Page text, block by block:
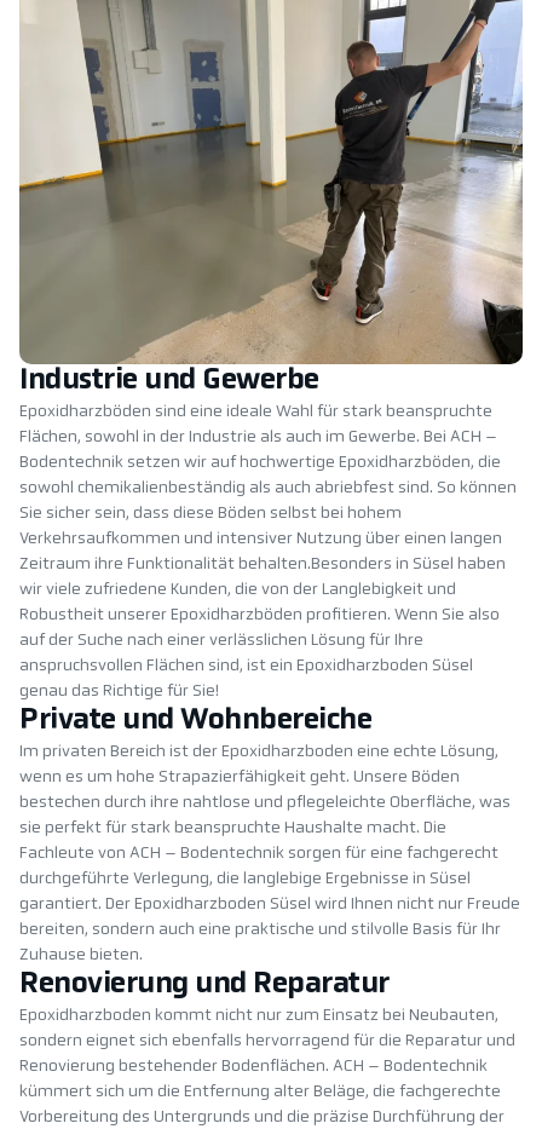
Industrie und Gewerbe
Epoxidharzböden sind eine ideale Wahl für stark beanspruchte
Flächen, sowohl in der Industrie als auch im Gewerbe. Bei ACH –
Bodentechnik setzen wir auf hochwertige Epoxidharzböden, die
sowohl chemikalienbeständig als auch abriebfest sind. So können
Sie sicher sein, dass diese Böden selbst bei hohem
Verkehrsaufkommen und intensiver Nutzung über einen langen
Zeitraum ihre Funktionalität behalten.Besonders in Süsel haben
wir viele zufriedene Kunden, die von der Langlebigkeit und
Robustheit unserer Epoxidharzböden profitieren. Wenn Sie also
auf der Suche nach einer verlässlichen Lösung für Ihre
anspruchsvollen Flächen sind, ist ein Epoxidharzboden Süsel
genau das Richtige für Sie!
Private und Wohnbereiche
Im privaten Bereich ist der Epoxidharzboden eine echte Lösung,
wenn es um hohe Strapazierfähigkeit geht. Unsere Böden
bestechen durch ihre nahtlose und pflegeleichte Oberfläche, was
sie perfekt für stark beanspruchte Haushalte macht. Die
Fachleute von ACH – Bodentechnik sorgen für eine fachgerecht
durchgeführte Verlegung, die langlebige Ergebnisse in Süsel
garantiert. Der Epoxidharzboden Süsel wird Ihnen nicht nur Freude
bereiten, sondern auch eine praktische und stilvolle Basis für Ihr
Zuhause bieten.
Renovierung und Reparatur
Epoxidharzboden kommt nicht nur zum Einsatz bei Neubauten,
sondern eignet sich ebenfalls hervorragend für die Reparatur und
Renovierung bestehender Bodenflächen. ACH – Bodentechnik
kümmert sich um die Entfernung alter Beläge, die fachgerechte
Vorbereitung des Untergrunds und die präzise Durchführung der